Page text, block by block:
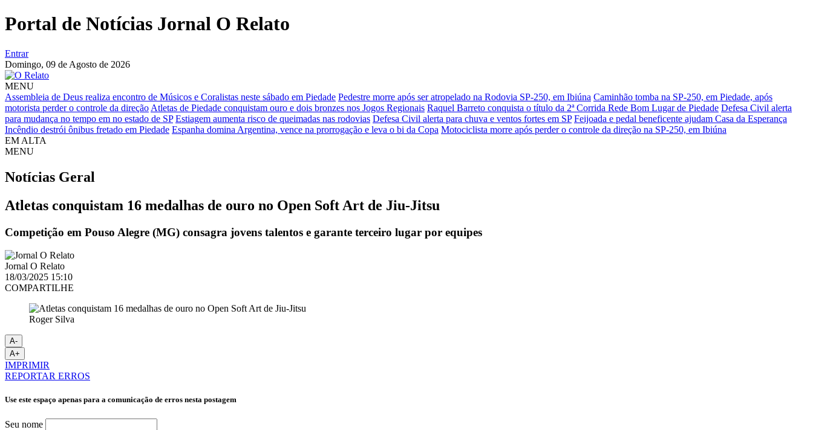
Portal de Notícias Jornal O Relato
Entrar
Domingo, 09 de Agosto de 2026
MENU
Assembleia de Deus realiza encontro de Músicos e Coralistas neste sábado em Piedade Pedestre morre após ser atropelado na Rodovia SP-250, em Ibiúna Caminhão tomba na SP-250, em Piedade, após
motorista perder o controle da direção Atletas de Piedade conquistam ouro e dois bronzes nos Jogos Regionais Raquel Barreto conquista o título da 2ª Corrida Rede Bom Lugar de Piedade Defesa Civil alerta
para mudança no tempo em no estado de SP Estiagem aumenta risco de queimadas nas rodovias Defesa Civil alerta para chuva e ventos fortes em SP Feijoada e pedal beneficente ajudam Casa da Esperança
Incêndio destrói ônibus fretado em Piedade Espanha domina Argentina, vence na prorrogação e leva o bi da Copa Motociclista morre após perder o controle da direção na SP-250, em Ibiúna
EM ALTA
MENU
Notícias Geral
Atletas conquistam 16 medalhas de ouro no Open Soft Art de Jiu-Jitsu
Competição em Pouso Alegre (MG) consagra jovens talentos e garante terceiro lugar por equipes
Jornal O Relato
18/03/2025 15:10
COMPARTILHE
Roger Silva
A-
A+
IMPRIMIR
REPORTAR ERROS
Use este espaço apenas para a comunicação de erros nesta postagem
Seu nome